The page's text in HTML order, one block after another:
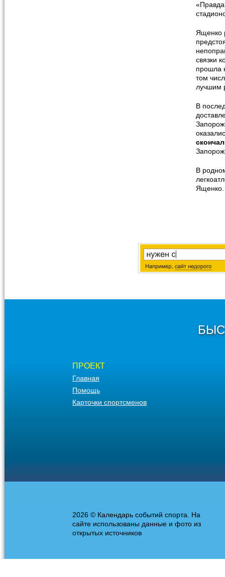
Ященко
связки
прошла
том
лучшим
В
В
Ященко.
ПРОЕКТ
Главная
Помощь
Карточки спортсменов
2026 © Календарь событий спорта. На
сайте использованы данные и фото из
открытых источников